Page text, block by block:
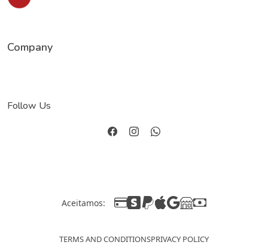
Company
Follow Us
Aceitamos:
TERMS AND CONDITIONSPRIVACY POLICY